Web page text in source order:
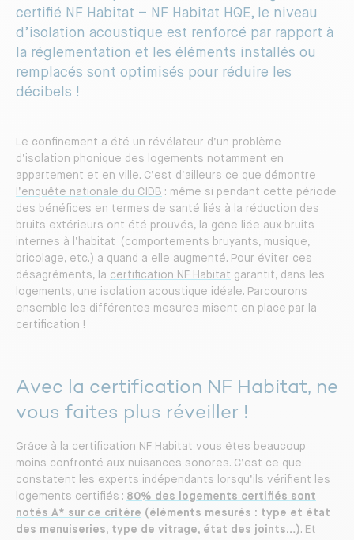
certifié NF Habitat – NF Habitat HQE, le niveau
d’isolation acoustique est renforcé par rapport à
la réglementation et les éléments installés ou
remplacés sont optimisés pour réduire les
décibels !
Le confinement a été un révélateur d’un problème
d’isolation phonique des logements notamment en
appartement et en ville. C’est d’ailleurs ce que démontre
l’enquête nationale du CIDB : même si pendant cette période
des bénéfices en termes de santé liés à la réduction des
bruits extérieurs ont été prouvés, la gêne liée aux bruits
internes à l’habitat (comportements bruyants, musique,
bricolage, etc.) a quand a elle augmenté. Pour éviter ces
désagréments, la certification NF Habitat garantit, dans les
logements, une isolation acoustique idéale. Parcourons
ensemble les différentes mesures misent en place par la
certification !
Avec la certification NF Habitat, ne
vous faites plus réveiller !
Grâce à la certification NF Habitat vous êtes beaucoup
moins confronté aux nuisances sonores. C’est ce que
constatent les experts indépendants lorsqu’ils vérifient les
logements certifiés : 80% des logements certifiés sont
notés A* sur ce critère (éléments mesurés : type et état
des menuiseries, type de vitrage, état des joints…). Et